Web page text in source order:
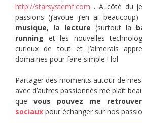
http://starsystemf.com . A côté du
passions (j’avoue j’en ai
musique, la lecture (surtout la
running et les nouvelles
curieux de tout et j’aimerais
domaines pour faire simple ! lol
Partager des moments autour de
avec d’autres passionnés me plaît
que vous pouvez me
sociaux pour échanger sur nos